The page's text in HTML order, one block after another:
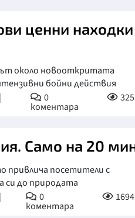
ценни находки
около новооткритата
бойни действия
0
коментара
325
Само на 20
привлича посетители с
си до природата
0
коментара
1694